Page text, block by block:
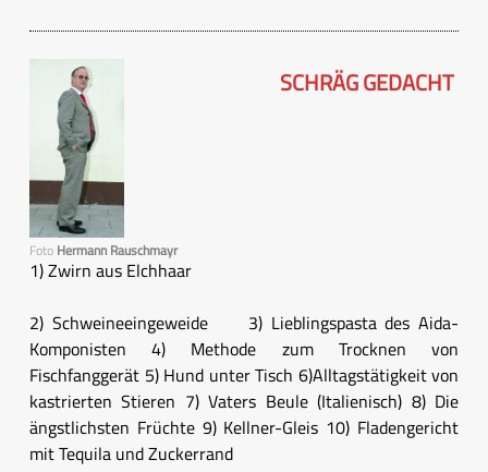
Foto Hermann Rauschmayr
SCHRÄG GEDACHT
1) Zwirn aus Elchhaar
2) Schweineeingeweide 3) Lieblingspasta des Aida-
Komponisten 4) Methode zum Trocknen von
Fischfanggerät 5) Hund unter Tisch 6)Alltagstätigkeit von
kastrierten Stieren 7) Vaters Beule (Italienisch) 8) Die
ängstlichsten Früchte 9) Kellner-Gleis 10) Fladengericht
mit Tequila und Zuckerrand